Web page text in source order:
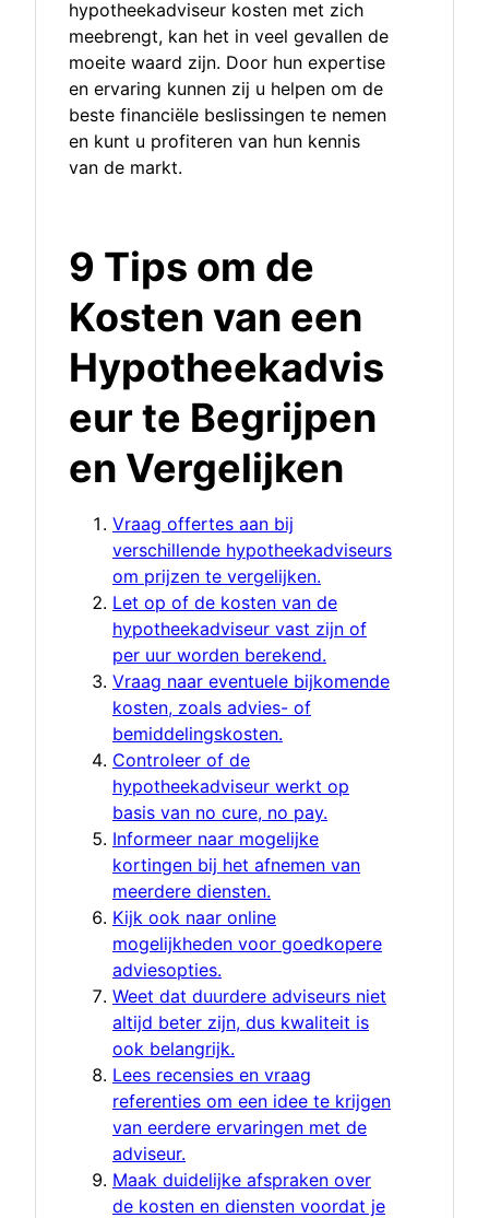
hypotheekadviseur kosten met zich
meebrengt, kan het in veel gevallen de
moeite waard zijn. Door hun expertise
en ervaring kunnen zij u helpen om de
beste financiële beslissingen te nemen
en kunt u profiteren van hun kennis
van de markt.
9 Tips om de
Kosten van een
Hypotheekadvis
eur te Begrijpen
en Vergelijken
Vraag offertes aan bij
verschillende hypotheekadviseurs
om prijzen te vergelijken.
Let op of de kosten van de
hypotheekadviseur vast zijn of
per uur worden berekend.
Vraag naar eventuele bijkomende
kosten, zoals advies- of
bemiddelingskosten.
Controleer of de
hypotheekadviseur werkt op
basis van no cure, no pay.
Informeer naar mogelijke
kortingen bij het afnemen van
meerdere diensten.
Kijk ook naar online
mogelijkheden voor goedkopere
adviesopties.
Weet dat duurdere adviseurs niet
altijd beter zijn, dus kwaliteit is
ook belangrijk.
Lees recensies en vraag
referenties om een idee te krijgen
van eerdere ervaringen met de
adviseur.
Maak duidelijke afspraken over
de kosten en diensten voordat je